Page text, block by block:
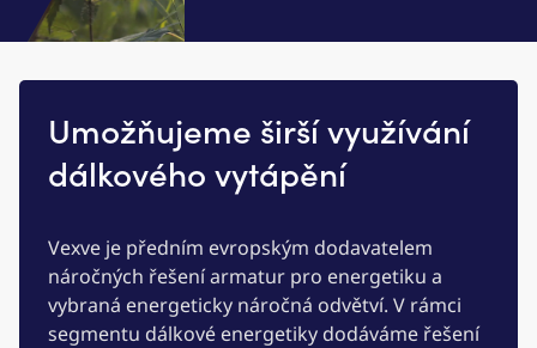
Umožňujeme širší využívání
dálkového vytápění
Vexve je předním evropským dodavatelem
náročných řešení armatur pro energetiku a
vybraná energeticky náročná odvětví. V rámci
segmentu dálkové energetiky dodáváme řešení